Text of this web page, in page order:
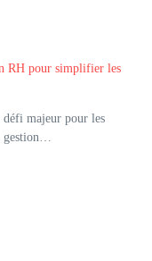
RH pour simplifier les
défi majeur pour les
gestion…